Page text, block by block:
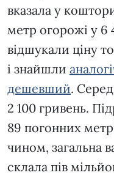
вказала у
метр огорожі у 6
відшукали ціну
і знайшли
дешевший.
2 100 гривень.
89 погонних
чином, загальна
склала пів